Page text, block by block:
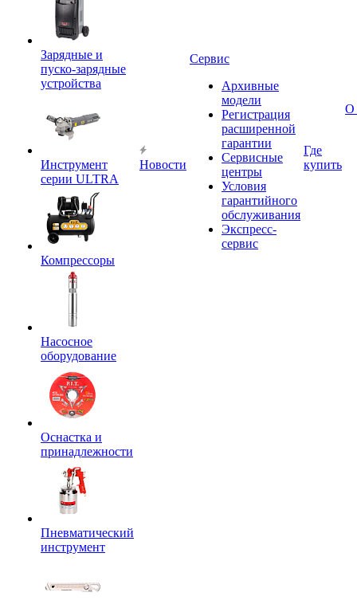
Зарядные и
пуско-зарядные
устройства
Инструмент
серии ULTRA
Компрессоры
Насосное
оборудование
Оснастка и
принадлежности
Пневматический
инструмент
Новости
Сервис
Архивные
модели
Регистрация
расширенной
гарантии
Сервисные
центры
Условия
гарантийного
обслуживания
Экспресс-
сервис
Где
купить
О